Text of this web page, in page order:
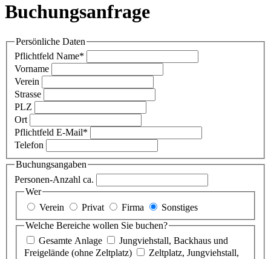
Buchungsanfrage
Persönliche Daten
Pflichtfeld Name*
Vorname
Verein
Strasse
PLZ
Ort
Pflichtfeld E-Mail*
Telefon
Buchungsangaben
Personen-Anzahl ca.
Wer
Verein
Privat Firma
Sonstiges
Welche Bereiche wollen Sie buchen?
Gesamte Anlage
Jungviehstall, Backhaus und
Freigelände (ohne Zeltplatz)
Zeltplatz, Jungviehstall,